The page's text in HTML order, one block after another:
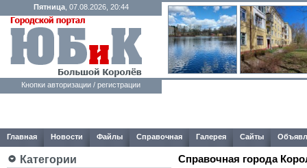
Пятница, 07.08.2026, 20:44
Кнопки авторизации / регистрации
Главная Новости Файлы Справочная Галерея Сайты
Категории Справочная города